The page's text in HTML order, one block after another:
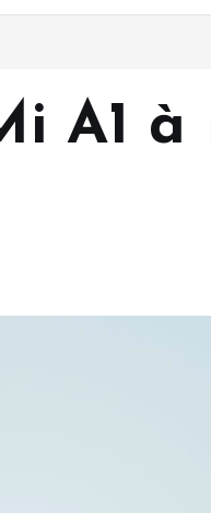
A1 à